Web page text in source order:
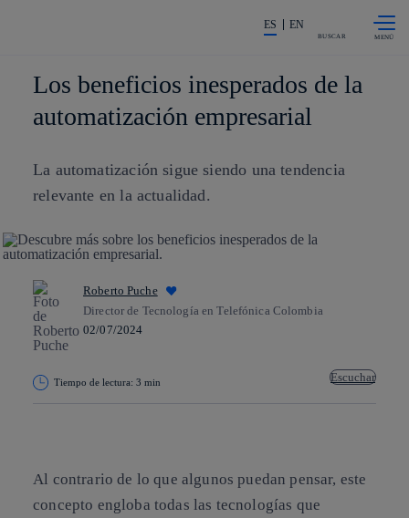
La acción en accionistas e
ES EN
BUSCAR
Los beneficios inesperados de la
automatización empresarial
La automatización sigue siendo una tendencia
relevante en la actualidad.
Roberto Puche
Director de Tecnología en Telefónica Colombia
02/07/2024
Tiempo de lectura: 3 min Escuchar
Al contrario de lo que algunos puedan pensar, este
concepto engloba todas las tecnologías que